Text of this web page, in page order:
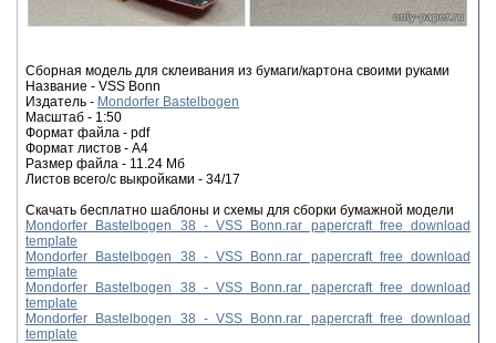
Сборная модель для склеивания из бумаги/картона своими руками
Название - VSS Bonn
Издатель - Mondorfer Bastelbogen
Масштаб - 1:50
Формат файла - pdf
Формат листов - A4
Размер файла - 11.24 Мб
Листов всего/с выкройками - 34/17
Скачать бесплатно шаблоны и схемы для сборки бумажной модели
Mondorfer Bastelbogen 38 - VSS Bonn.rar papercraft free download
template
Mondorfer Bastelbogen 38 - VSS Bonn.rar papercraft free download
template
Mondorfer Bastelbogen 38 - VSS Bonn.rar papercraft free download
template
Mondorfer Bastelbogen 38 - VSS Bonn.rar papercraft free download
template